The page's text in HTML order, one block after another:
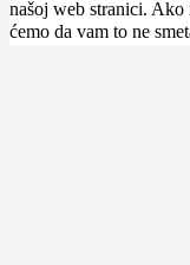
našoj web stranici. Ako
ćemo da vam to ne